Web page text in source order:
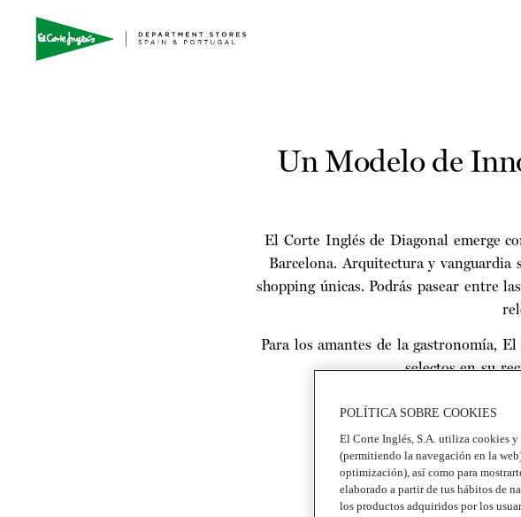
Un Modelo de
El Corte Inglés de Diagonal emerge
Barcelona. Arquitectura y vanguardia
shopping únicas. Podrás pasear entre
Para los amantes de la gastronomía,
selectos en su
Avenida
POLÍTICA SOBRE COOKIES
El Corte Inglés, S.A. utiliza cookies y
(permitiendo la navegación en la
optimización), así como para
elaborado a partir de tus hábitos de
los productos adquiridos por los